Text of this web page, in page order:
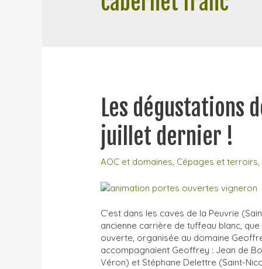
Les dégustations
juillet dernier !
AOC et domaines Cépages et terroirs
C’est dans les caves de la Peuvrie
ancienne carrière de tuffeau blanc,
ouverte, organisée au domaine
accompagnaient Geoffrey : Jean de
Véron) et Stéphane Delettre (Saint-